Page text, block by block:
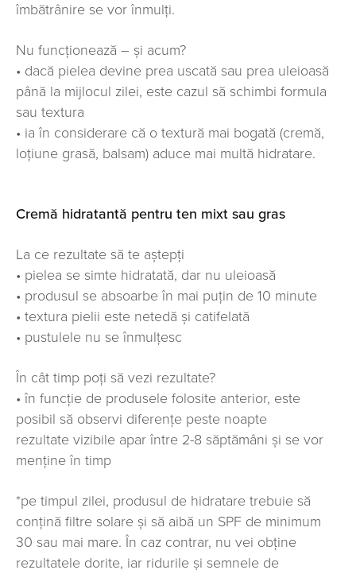
îmbătrânire se vor înmulți.
Nu funcționează – și acum?
• dacă pielea devine prea uscată sau prea uleioasă
până la mijlocul zilei, este cazul să schimbi formula
sau textura
• ia în considerare că o textură mai bogată (cremă,
loțiune grasă, balsam) aduce mai multă hidratare.
Cremă hidratantă pentru ten mixt sau gras
La ce rezultate să te aștepți
• pielea se simte hidratată, dar nu uleioasă
• produsul se absoarbe în mai puțin de 10 minute
• textura pielii este netedă și catifelată
• pustulele nu se înmulțesc
În cât timp poți să vezi rezultate?
• în funcție de produsele folosite anterior, este
posibil să observi diferențe peste noapte
rezultate vizibile apar între 2-8 săptămâni și se vor
menține în timp
*pe timpul zilei, produsul de hidratare trebuie să
conțină filtre solare și să aibă un SPF de minimum
30 sau mai mare. În caz contrar, nu vei obține
rezultatele dorite, iar ridurile și semnele de